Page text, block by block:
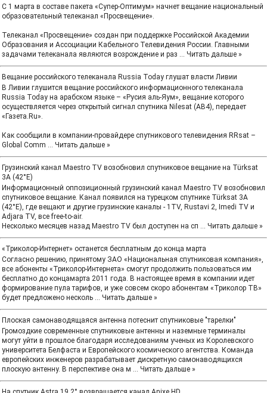
C 1 марта в составе пакета «Супер-Оптимум» начнет вещание национальный
образовательный телеканал «Просвещение».
Телеканал «Просвещение» создан при поддержке Российской Академии
Образования и Ассоциации Кабельного Телевидения России. Главными
задачами телеканала являются возрождение и раз ... Читать дальше »
Вещание российского телеканала Russia Today глушат власти Ливии
В Ливии глушится вещание российского информационного телеканала
Russia Today на арабском языке – «Русия аль-Яум», вещание которого
осуществляется через открытый сигнал спутника Nilesat (AB4), передает
«Газета.Ru».
Как сообщили в компании-провайдере спутникового телевидения RRsat –
Global Comm ... Читать дальше »
Грузинский канал Maestro TV возобновил спутниковое вещание на Türksat
3A (42°E)
Информационный оппозиционный грузинский канал Maestro TV возобновил
спутниковое вещание. Канал появился на турецком спутнике Türksat 3A
(42°E), где вещают и другие грузинские каналы - 1TV, Rustavi 2, Imedi TV и
Adjara TV, все free-to-air.
Несколько месяцев назад Maestro TV был доступен на сп ... Читать дальше »
«Триколор-Интернет» останется бесплатным до конца марта
Согласно решению, принятому ЗАО «Национальная спутниковая компания»,
все абоненты «Триколор-Интернета» смогут продолжить пользоваться им
бесплатно до концамарта 2011 года. В настоящее время в компании идет
формирование пула тарифов, и уже совсем скоро абонентам «Триколор ТВ»
будет предложено несколь ... Читать дальше »
Плоская самонаводящаяся антенна потеснит спутниковые "тарелки"
Громоздкие современные спутниковые антенны и наземные терминалы
могут уйти в прошлое благодаря исследованиям ученых из Королевского
университета Белфаста и Европейского космического агентства. Команда
европейских инженеров разрабатывает дискретную самонаводящихся
плоскую антенну. В перспективе она м ... Читать дальше »